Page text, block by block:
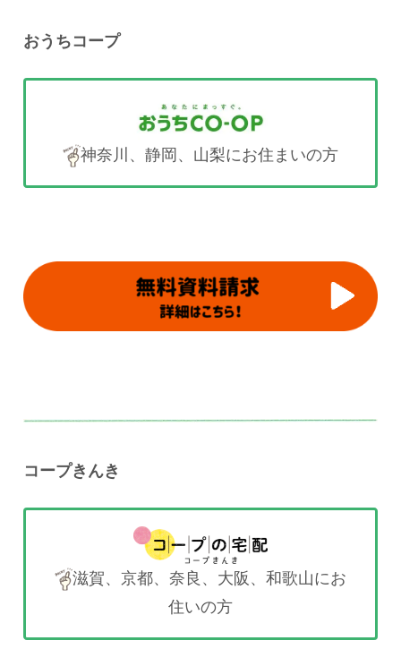
おうちコープ
神奈川、静岡、山梨にお住まいの方
コープきんき
滋賀、京都、奈良、大阪、和歌山にお
住いの方